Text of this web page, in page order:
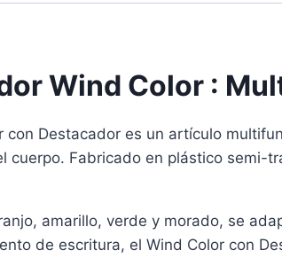
Wind Color :
con Destacador es un artículo
cuerpo. Fabricado en plástico
amarillo, verde y morado, se
de escritura, el Wind Color con